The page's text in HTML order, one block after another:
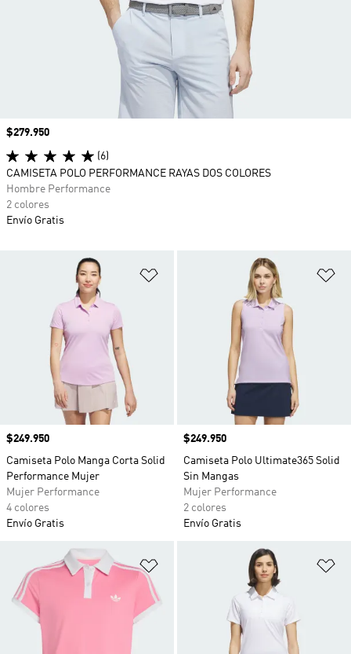
Añadir a la lista de deseos
Precio
$249.950
Camiseta Polo Manga Corta Solid
Performance Mujer
Mujer Performance
4 colores
Envío Gratis
Precio
$249.950
Camiseta Polo Ultimate365 Solid
Sin Mangas
Mujer Performance
2 colores
Envío Gratis
Añadir a la lista de deseos
Precio
$279.950
(6)
CAMISETA POLO PERFORMANCE RAYAS DOS COLORES
Hombre Performance
2 colores
Envío Gratis